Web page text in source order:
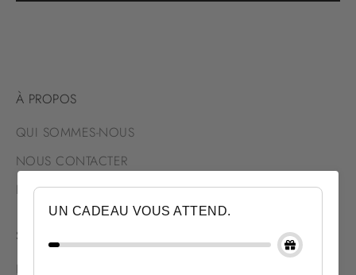
À PROPOS
QUI SOMMES-NOUS
NOUS CONTACTER
NOUS TROUVER
SERVICES
LIVRAISON & RETOUR
UN CADEAU VOUS ATTEND.